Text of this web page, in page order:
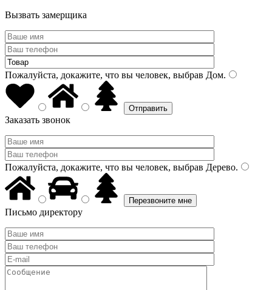
Вызвать замерщика
Пожалуйста, докажите, что вы человек, выбрав Дом.
Заказать звонок
Пожалуйста, докажите, что вы человек, выбрав Дерево.
Письмо директору